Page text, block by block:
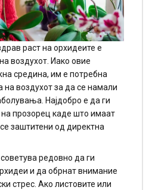
раст на орхидеите е
воздухот. Иако овие
средина, им е потребна
на воздухот за да се намали
Најдобро е да ги
прозорец каде што имаат
заштитени од директна
редовно да ги
и да обрнат внимание
стрес. Ако листовите или